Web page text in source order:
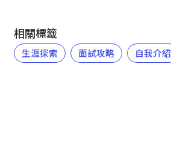
相關標籤
生涯探索 面試攻略 自我介紹